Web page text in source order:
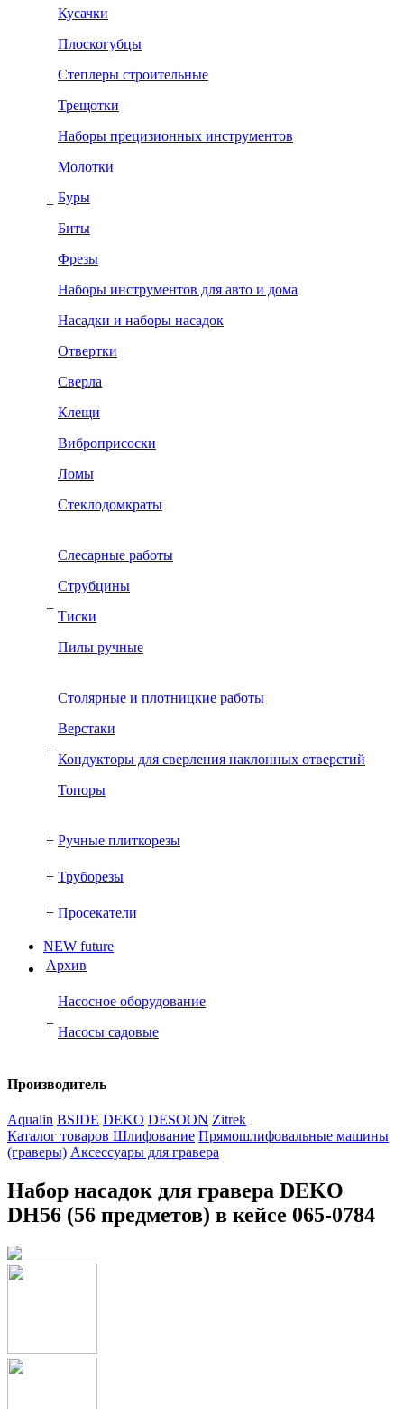
+
Кусачки
Плоскогубцы
Степлеры строительные
Трещотки
Наборы прецизионных инструментов
Молотки
Буры
Биты
Фрезы
Наборы инструментов для авто и дома
Насадки и наборы насадок
Отвертки
Сверла
Клещи
Виброприсоски
Ломы
Стеклодомкраты
+
Слесарные работы
Струбцины
Тиски
Пилы ручные
+
Столярные и плотницкие работы
Верстаки
Кондукторы для сверления наклонных отверстий
Топоры
+ Ручные плиткорезы
+ Труборезы
+ Просекатели
NEW future
Архив
+
Насосное оборудование
Насосы садовые
Производитель
Aqualin BSIDE DEKO DESOON Zitrek
Каталог товаров Шлифование Прямошлифовальные машины
(граверы) Аксессуары для гравера
Набор насадок для гравера DEKO
DH56 (56 предметов) в кейсе 065-0784